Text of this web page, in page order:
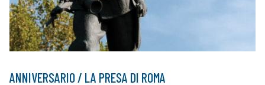
ANNIVERSARIO / LA PRESA DI ROMA